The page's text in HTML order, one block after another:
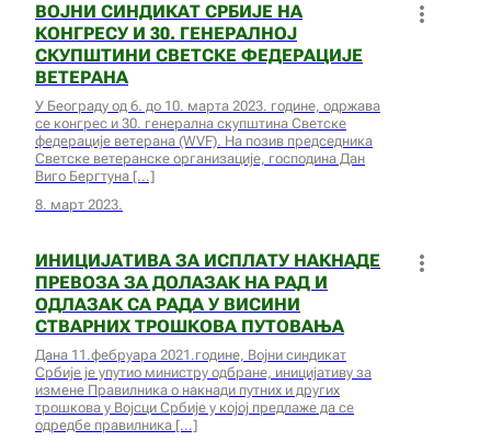
ВОЈНИ СИНДИКАТ СРБИЈЕ НА
КОНГРЕСУ И 30. ГЕНЕРАЛНОЈ
СКУПШТИНИ СВЕТСКЕ ФЕДЕРАЦИЈЕ
ВЕТЕРАНА
У Београду од 6. до 10. марта 2023. године, одржава
се конгрес и 30. генерална скупштина Светске
федерације ветерана (WVF). На позив председника
Светске ветеранске организације, господина Дан
Виго Бергтуна
8. март 2023.
ИНИЦИЈАТИВА ЗА ИСПЛАТУ НАКНАДЕ
ПРЕВОЗА ЗА ДОЛАЗАК НА РАД И
ОДЛАЗАК СА РАДА У ВИСИНИ
СТВАРНИХ ТРОШКОВА ПУТОВАЊА
Дана 11.фебруара 2021.године, Војни синдикат
Србије је упутио министру одбране, иницијативу за
измене Правилника о накнади путних и других
трошкова у Војсци Србије у којој предлаже да се
одредбе правилника